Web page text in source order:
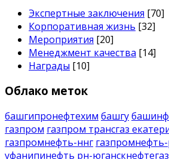
Экспертные заключения [70]
Корпоративная жизнь [32]
Мероприятия [20]
Менеджмент качества [14]
Награды [10]
Облако меток
башгипронефтехим башгу
газпром газпром трансгаз
газпромнефть-ннг
уфанипинефть рн-юганскнефтегаз